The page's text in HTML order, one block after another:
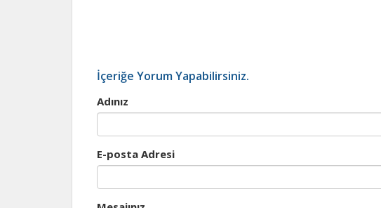
İçeriğe Yorum Yapabilirsiniz.
Adınız
E-posta Adresi